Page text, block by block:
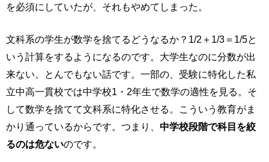
を必須にしていたが、それもやめてしまった。
文科系の学生が数学を捨てるどうなるか？1/2＋1/3＝1/5と
いう計算をするようになるのです。大学生なのに分数が出
来ない。とんでもない話です。一部の、受験に特化した私
立中高一貫校では中学校1・2年生で数学の適性を見る。そ
して数学を捨てて文科系に特化させる。こういう教育がま
かり通っているからです。つまり、 中学校段階で科目を絞
るのは危ないのです。